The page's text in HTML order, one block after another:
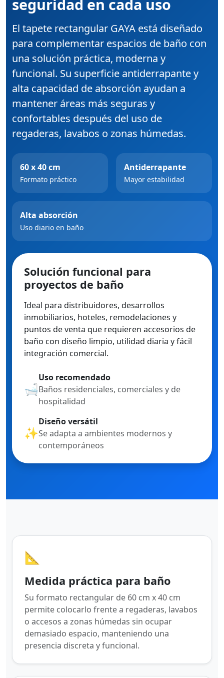
seguridad en cada uso
El tapete rectangular GAYA está diseñado
para complementar espacios de baño con
una solución práctica, moderna y
funcional. Su superficie antiderrapante y
alta capacidad de absorción ayudan a
mantener áreas más seguras y
confortables después del uso de
regaderas, lavabos o zonas húmedas.
60 x 40 cm
Formato práctico
Antiderrapante
Mayor estabilidad
Alta absorción
Uso diario en baño
Solución funcional para
proyectos de baño
Ideal para distribuidores, desarrollos
inmobiliarios, hoteles, remodelaciones y
puntos de venta que requieren accesorios de
baño con diseño limpio, utilidad diaria y fácil
integración comercial.
🛁
Uso recomendado
Baños residenciales, comerciales y de
hospitalidad
✨
Diseño versátil
Se adapta a ambientes modernos y
contemporáneos
📐
Medida práctica para baño
Su formato rectangular de 60 cm x 40 cm
permite colocarlo frente a regaderas, lavabos
o accesos a zonas húmedas sin ocupar
demasiado espacio, manteniendo una
presencia discreta y funcional.